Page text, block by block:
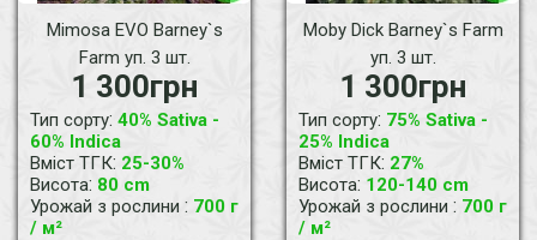
Mimosa EVO Barney`s
Farm уп. 3 шт.
1 300грн
Тип сорту: 40% Sativa -
60% Indica
Вміст ТГК: 25-30%
Висота: 80 cm
Урожай з рослини : 700 г
/ м²
Moby Dick Barney`s Farm
уп. 3 шт.
1 300грн
Тип сорту: 75% Sativa -
25% Indica
Вміст ТГК: 27%
Висота: 120-140 cm
Урожай з рослини : 700 г
/ м²